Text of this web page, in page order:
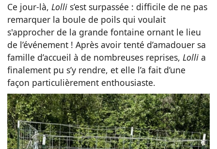
Ce jour-là, Lolli s’est surpassée : difficile de ne pas
remarquer la boule de poils qui voulait
s'approcher de la grande fontaine ornant le lieu
de l’événement ! Après avoir tenté d’amadouer sa
famille d’accueil à de nombreuses reprises, Lolli a
finalement pu s’y rendre, et elle l’a fait d’une
façon particulièrement enthousiaste.